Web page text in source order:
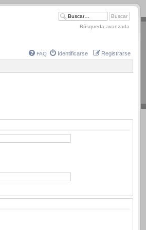
Búsqueda avanzada
FAQ Identificarse Registrarse